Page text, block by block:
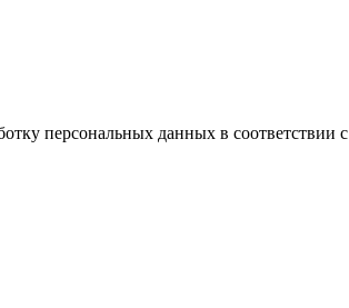
персональных данных в соответствии с